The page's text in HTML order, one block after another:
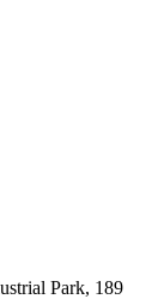
Park, 189